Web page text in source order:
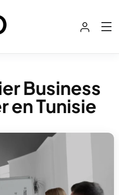
Business
en Tunisie